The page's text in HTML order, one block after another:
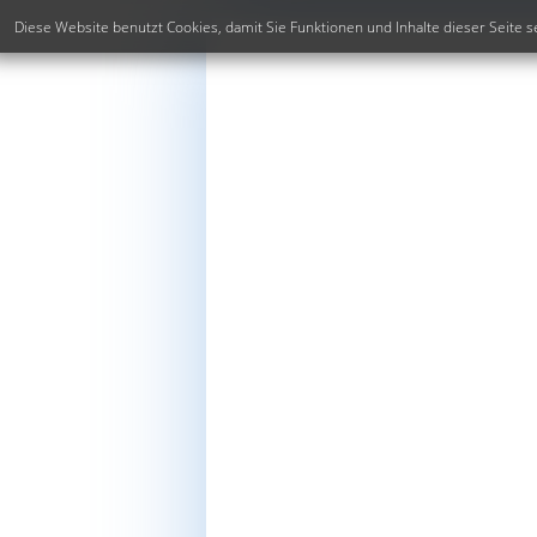
Diese Website benutzt Cookies, damit Sie Funktionen und Inhalte dieser